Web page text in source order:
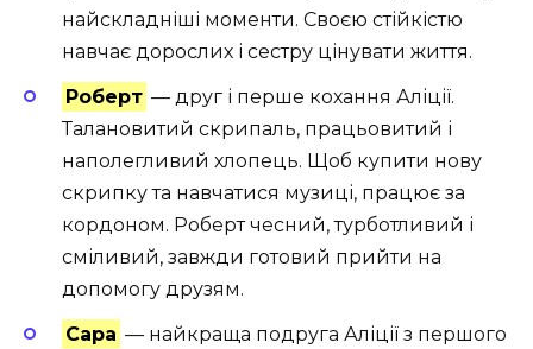
найскладніші моменти. Своєю стійкістю
навчає дорослих і сестру цінувати життя.
Роберт — друг і перше кохання Аліції.
Талановитий скрипаль, працьовитий і
наполегливий хлопець. Щоб купити нову
скрипку та навчатися музиці, працює за
кордоном. Роберт чесний, турботливий і
сміливий, завжди готовий прийти на
допомогу друзям.
Сара — найкраща подруга Аліції з першого